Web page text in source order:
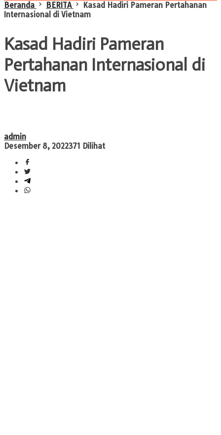
Beranda
BERITA
Kasad Hadiri Pameran Pertahanan
Internasional di Vietnam
Kasad Hadiri Pameran
Pertahanan Internasional di
Vietnam
admin
Desember 8, 2022371 Dilihat